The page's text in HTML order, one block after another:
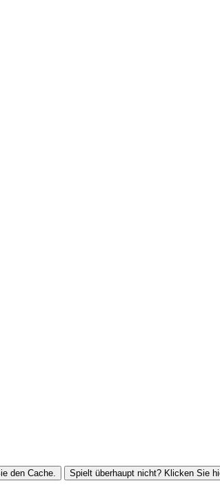
den Cache. Spielt überhaupt nicht? Klicken Sie